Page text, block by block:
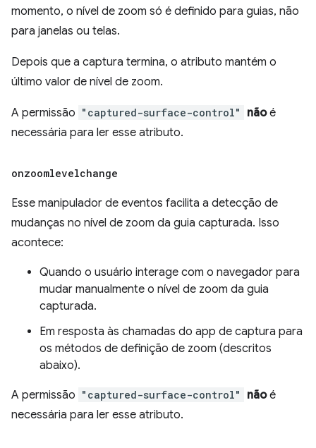
momento, o nível de zoom só é definido para guias, não
para janelas ou telas.
Depois que a captura termina, o atributo mantém o
último valor de nível de zoom.
A permissão "captured-surface-control" nãoé
necessária para ler esse atributo.
onzoomlevelchange
Esse manipulador de eventos facilita a detecção de
mudanças no nível de zoom da guia capturada. Isso
acontece:
Quando o usuário interage com o navegador para
mudar manualmente o nível de zoom da guia
capturada.
Em resposta às chamadas do app de captura para
os métodos de definição de zoom (descritos
abaixo).
A permissão "captured-surface-control" nãoé
necessária para ler esse atributo.